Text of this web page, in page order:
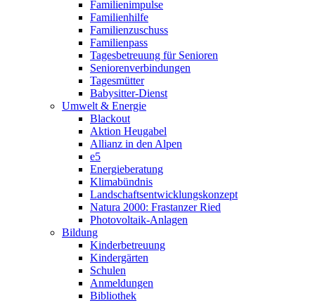
Familienimpulse
Familienhilfe
Familienzuschuss
Familienpass
Tagesbetreuung für Senioren
Seniorenverbindungen
Tagesmütter
Babysitter-Dienst
Umwelt & Energie
Blackout
Aktion Heugabel
Allianz in den Alpen
e5
Energieberatung
Klimabündnis
Landschaftsentwicklungskonzept
Natura 2000: Frastanzer Ried
Photovoltaik-Anlagen
Bildung
Kinderbetreuung
Kindergärten
Schulen
Anmeldungen
Bibliothek